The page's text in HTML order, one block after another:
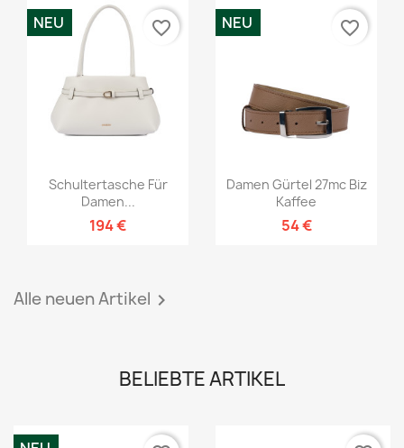
Schultertasche Für
Damen...
194 €
NEU favorite_border
Damen Gürtel 27mc Biz
Kaffee
54 €
NEU favorite_border
Alle neuen Artikel 
BELIEBTE ARTIKEL